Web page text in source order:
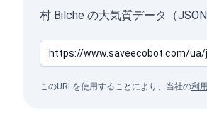
村 Bilche の大気質データ（
このURLを使用することにより、当社の利